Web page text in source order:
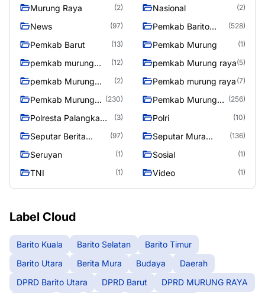
Murung Raya (2) Nasional (2)
News (97)
Pemkab Barito
(528)
Pemkab Barut (13) Pemkab Murung (1)
pemkab murung
(12) pemkab Murung raya(5)
pemkab Murung
(2) Pemkab murung raya (7)
Pemkab Murung
(230)
Pemkab Murung
(256)
Polresta Palangka
(3) Polri (10)
Seputar Berita
(97)
Seputar Mura
(136)
Seruyan (1) Sosial (1)
TNI (1) Video (1)
Label Cloud
Barito Kuala Barito Selatan
Barito Timur
Barito Utara
Berita Mura Budaya
Daerah
DPRD Barito Utara
DPRD Barut
DPRD MURUNG RAYA